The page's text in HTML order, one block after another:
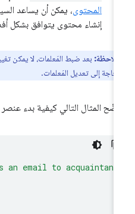
المحتوى، يمكن أن يساعد السياق
إنشاء محتوى يتوافق بشكل
ملاحظة:بعد ضبط المَعلمات، لا يمكن
إلى تعديل المَعلمات.
المثال التالي كيفية بدء عنصر
is an email to